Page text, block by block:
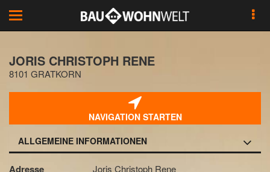
Toggle
navigation
JORIS CHRISTOPH RENE
8101 GRATKORN
NAVIGATION STARTEN
ALLGEMEINE INFORMATIONEN
Adresse
Joris Christoph Rene